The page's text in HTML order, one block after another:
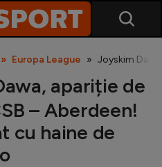
Europa League Joyskim
apariție de
– Aberdeen!
cu haine de